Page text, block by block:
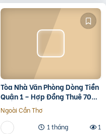
Tòa Nhà Văn Phòng Dòng Tiền
Quận 1 – Hợp Đồng Thuê 700
Triệu/Tháng – 490 Tỷ
Ngoài Cần Thơ
1 tháng
1